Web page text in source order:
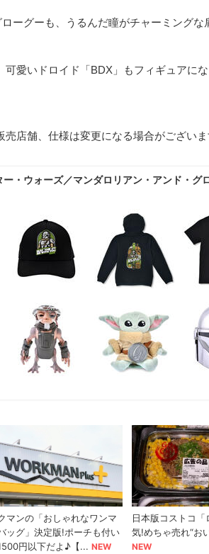
ーグーも、うるんだ瞳がチャーミングな
愛いドロイド「BDX」もフィギュアにな
店舗、仕様は変更になる場合がございま
ー・ウォーズ／マンダロリアン・アンド・グ